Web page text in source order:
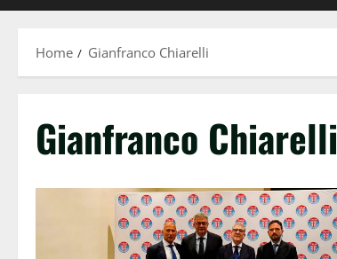
Home Gianfranco Chiarelli
Gianfranco Chiarelli